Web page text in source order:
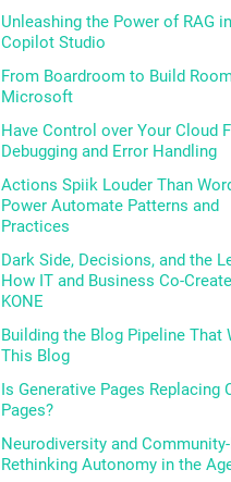
Unleashing the Power of RAG in
Copilot Studio
From Boardroom to Build
Microsoft
Have Control over Your Cloud
Debugging and Error Handling
Actions Spiik Louder Than
Power Automate Patterns and
Practices
Dark Side, Decisions, and the
How IT and Business Co-
KONE
Building the Blog Pipeline That
This Blog
Is Generative Pages Replacing
Pages?
Neurodiversity and
Rethinking Autonomy in the